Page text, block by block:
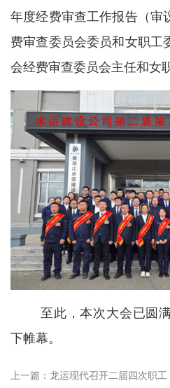
年度经费审查工作报告（审
费审查委员会委员和女职工
会经费审查委员会主任和女
至此，本次大会已圆
下帷幕。
上一篇：龙运现代召开二届四次职